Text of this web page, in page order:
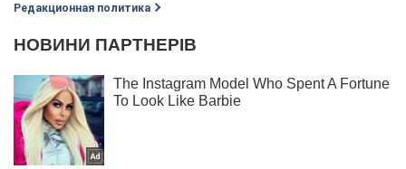
Редакционная политика